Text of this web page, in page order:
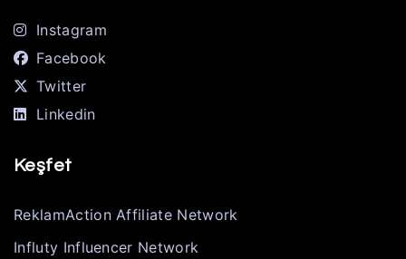
Instagram
Facebook
Twitter
Linkedin
Keşfet
ReklamAction Affiliate Network
Influty Influencer Network